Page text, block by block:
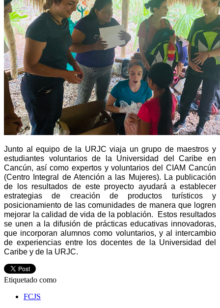
Junto al equipo de la URJC viaja un grupo de maestros y
estudiantes voluntarios de la Universidad del Caribe en
Cancún, así como expertos y voluntarios del CIAM Cancún
(Centro Integral de Atención a las Mujeres). La publicación
de los resultados de este proyecto ayudará a establecer
estrategias de creación de productos turísticos y
posicionamiento de las comunidades de manera que logren
mejorar la calidad de vida de la población. Estos resultados
se unen a la difusión de prácticas educativas innovadoras,
que incorporan alumnos como voluntarios, y al
intercambio
de experiencias entre los docentes de la Universidad del
Caribe y de la URJC.
Etiquetado como
FCJS